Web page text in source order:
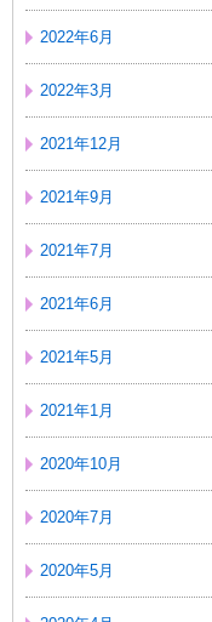
2022年6月
2022年3月
2021年12月
2021年9月
2021年7月
2021年6月
2021年5月
2021年1月
2020年10月
2020年7月
2020年5月